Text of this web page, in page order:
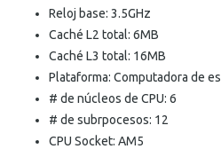
Reloj base: 3.5GHz
Caché L2 total: 6MB
Caché L3 total: 16MB
Plataforma: Computadora de
# de núcleos de CPU: 6
# de subrpocesos: 12
CPU Socket: AM5